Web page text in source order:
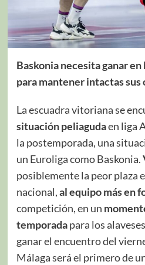
Baskonia necesita ganar
para mantener intactas
La escuadra vitoriana se
situación peliagudaen liga
la postemporada, una
un Euroliga como Baskonia.
posiblemente la peor plaza
nacional,al equipo más en
competición, en un
temporadapara los
ganar el encuentro del
Málaga será el primero de